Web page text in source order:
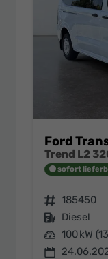
Ford
sofort
Fahrzeugnr. 185450
Kraftstoff Diesel
Leistung 100 kW